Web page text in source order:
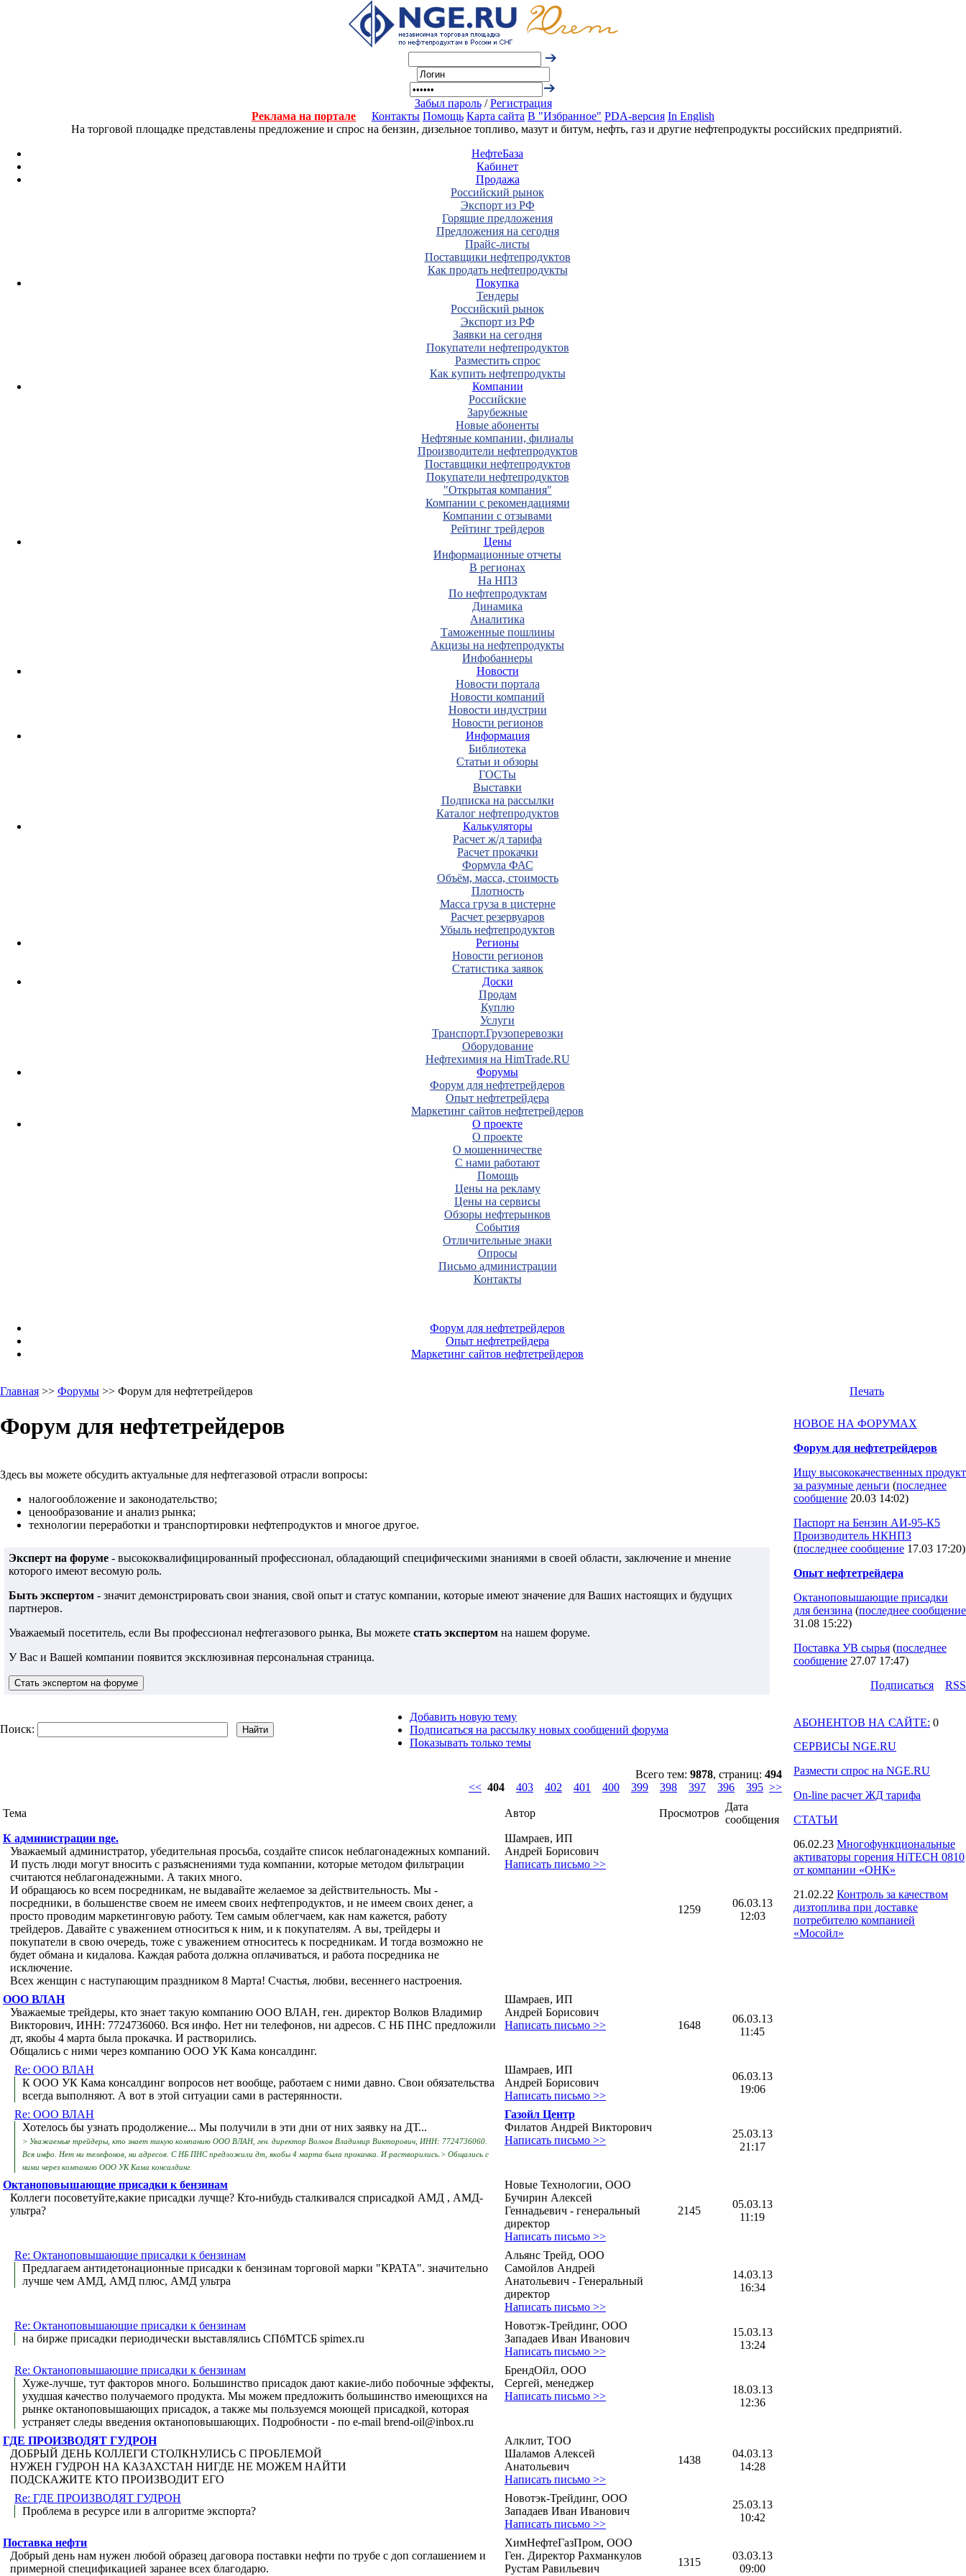
Забыл пароль/Регистрация
Реклама на портале
Контакты Помощь Карта сайта В "Избранное" PDA-версия In English
На торговой площадке представлены предложение и спрос на бензин, дизельное топливо, мазут и битум, нефть, газ и другие нефтепродукты российских предприятий.
НефтеБаза
Кабинет
Продажа
Российский рынок
Экспорт из РФ
Горящие предложения
Предложения на сегодня
Прайс-листы
Поставщики нефтепродуктов
Как продать нефтепродукты
Покупка
Тендеры
Российский рынок
Экспорт из РФ
Заявки на сегодня
Покупатели нефтепродуктов
Разместить спрос
Как купить нефтепродукты
Компании
Российские
Зарубежные
Новые абоненты
Нефтяные компании, филиалы
Производители нефтепродуктов
Поставщики нефтепродуктов
Покупатели нефтепродуктов
"Открытая компания"
Компании с рекомендациями
Компании с отзывами
Рейтинг трейдеров
Цены
Информационные отчеты
В регионах
На НПЗ
По нефтепродуктам
Динамика
Аналитика
Таможенные пошлины
Акцизы на нефтепродукты
Инфобаннеры
Новости
Новости портала
Новости компаний
Новости индустрии
Новости регионов
Информация
Библиотека
Статьи и обзоры
ГОСТы
Выставки
Подписка на рассылки
Каталог нефтепродуктов
Калькуляторы
Расчет ж/д тарифа
Расчет прокачки
Формула ФАС
Объём, масса, стоимость
Плотность
Масса груза в цистерне
Расчет резервуаров
Убыль нефтепродуктов
Регионы
Новости регионов
Статистика заявок
Доски
Продам
Куплю
Услуги
Транспорт.Грузоперевозки
Оборудование
Нефтехимия на HimTrade.RU
Форумы
Форум для нефтетрейдеров
Опыт нефтетрейдера
Маркетинг сайтов нефтетрейдеров
О проекте
О проекте
О мошенничестве
С нами работают
Помощь
Цены на рекламу
Цены на сервисы
Обзоры нефтерынков
События
Отличительные знаки
Опросы
Письмо администрации
Контакты
Форум для нефтетрейдеров
Опыт нефтетрейдера
Маркетинг сайтов нефтетрейдеров
Главная >> Форумы >> Форум для нефтетрейдеров Печать
Форум для нефтетрейдеров
Здесь вы можете обсудить актуальные для нефтегазовой отрасли вопросы:
налогообложение и законодательство;
ценообразование и анализ рынка;
технологии переработки и транспортировки нефтепродуктов и многое другое.
Эксперт на форуме - высококвалифицированный профессионал, обладающий специфическими знаниями в своей области, заключение и мнение
которого имеют весомую роль.
Быть экспертом - значит демонстрировать свои знания, свой опыт и статус компании, которые имеют значение для Ваших настоящих и будущих
партнеров.
Уважаемый посетитель, если Вы профессионал нефтегазового рынка, Вы можете стать экспертом на нашем форуме.
У Вас и Вашей компании появится эксклюзивная персональная страница.
Поиск:
Добавить новую тему
Подписаться на рассылку новых сообщений форума
Показывать только темы
Всего тем: 9878, страниц: 494
<< 404 403 402 401 400 399 398 397 396 395 >>
Тема Автор Просмотров
Дата
сообщения
К администрации nge.
Уважаемый администратор, убедительная просьба, создайте список неблагонадежных компаний.
И пусть люди могут вносить с разъяснениями туда компании, которые методом фильтрации
считаются неблагонадежными. А таких много.
И обращаюсь ко всем посредникам, не выдавайте желаемое за действительность. Мы -
посредники, в большенстве своем не имеем своих нефтепродуктов, и не имеем своих денег, а
просто проводим маркетинговую работу. Тем самым облегчаем, как нам кажется, работу
трейдеров. Давайте с уважением относиться к ним, и к покупателям. А вы, трейдеры и
покупатели в свою очередь, тоже с уважением относитесь к посредникам. И тогда возможно не
будет обмана и кидалова. Каждая работа должна оплачиваться, и работа посредника не
исключение.
Всех женщин с наступающим праздником 8 Марта! Счастья, любви, весеннего настроения.
Шамраев, ИП
Андрей Борисович
Написать письмо >>
1259
06.03.13
12:03
ООО ВЛАН
Уважаемые трейдеры, кто знает такую компанию ООО ВЛАН, ген. директор Волков Владимир
Викторович, ИНН: 7724736060. Вся инфо. Нет ни телефонов, ни адресов. С НБ ПНС предложили
дт, якобы 4 марта была прокачка. И растворились.
Общались с ними через компанию ООО УК Кама консалдинг.
Шамраев, ИП
Андрей Борисович
Написать письмо >>
1648
06.03.13
11:45
Re: ООО ВЛАН
К ООО УК Кама консалдинг вопросов нет вообще, работаем с ними давно. Свои обязательства
всегда выполняют. А вот в этой ситуации сами в растерянности.
Шамраев, ИП
Андрей Борисович
Написать письмо >>
06.03.13
19:06
Re: ООО ВЛАН
Хотелось бы узнать продолжение... Мы получили в эти дни от них заявку на ДТ...
> Уважаемые трейдеры, кто знает такую компанию ООО ВЛАН, ген. директор Волков Владимир Викторович, ИНН: 7724736060.
Вся инфо. Нет ни телефонов, ни адресов. С НБ ПНС предложили дт, якобы 4 марта была прокачка. И растворились.> Общались с
ними через компанию ООО УК Кама консалдинг.
Газойл Центр
Филатов Андрей Викторович
Написать письмо >>
25.03.13
21:17
Октаноповышающие присадки к бензинам
Коллеги посоветуйте,какие присадки лучще? Кто-нибудь сталкивался сприсадкой АМД , АМД-
ультра?
Новые Технологии, ООО
Бучирин Алексей
Геннадьевич - генеральный
директор
Написать письмо >>
2145
05.03.13
11:19
Re: Октаноповышающие присадки к бензинам
Предлагаем антидетонационные присадки к бензинам торговой марки "КРАТА". значительно
лучше чем АМД, АМД плюс, АМД ультра
Альянс Трейд, ООО
Самойлов Андрей
Анатольевич - Генеральный
директор
Написать письмо >>
14.03.13
16:34
Re: Октаноповышающие присадки к бензинам
на бирже присадки периодически выставлялись СПбМТСБ spimex.ru
Новотэк-Трейдинг, ООО
Западаев Иван Иванович
Написать письмо >>
15.03.13
13:24
Re: Октаноповышающие присадки к бензинам
Хуже-лучше, тут факторов много. Большинство присадок дают какие-либо побочные эффекты,
ухудшая качество получаемого продукта. Мы можем предложить большинство имеющихся на
рынке октаноповышающих присадок, а также мы пользуемся моющей присадкой, которая
устраняет следы введения октаноповышающих. Подробности - по e-mail brend-oil@inbox.ru
БрендОйл, ООО
Сергей, менеджер
Написать письмо >>
18.03.13
12:36
ГДЕ ПРОИЗВОДЯТ ГУДРОН
ДОБРЫЙ ДЕНЬ КОЛЛЕГИ СТОЛКНУЛИСЬ С ПРОБЛЕМОЙ
НУЖЕН ГУДРОН НА КАЗАХСТАН НИГДЕ НЕ МОЖЕМ НАЙТИ
ПОДСКАЖИТЕ КТО ПРОИЗВОДИТ ЕГО
Алклит, ТОО
Шаламов Алексей
Анатольевич
Написать письмо >>
1438
04.03.13
14:28
Re: ГДЕ ПРОИЗВОДЯТ ГУДРОН
Проблема в ресурсе или в алгоритме экспорта?
Новотэк-Трейдинг, ООО
Западаев Иван Иванович
Написать письмо >>
25.03.13
10:42
Поставка нефти
Добрый день нам нужен любой образец даговора поставки нефти по трубе с доп соглашением и
примерной спецификацией заранее всех благодарю.
ХимНефтеГазПром, ООО
Ген. Директор Рахманкулов
Рустам Равильевич
1315
03.03.13
09:00
НОВОЕ НА ФОРУМАХ
Форум для нефтетрейдеров
Ищу высококачественных продукт
за разумные деньги (последнее
сообщение 20.03 14:02)
Паспорт на Бензин АИ-95-К5
Производитель НКНПЗ
(последнее сообщение 17.03 17:20)
Опыт нефтетрейдера
Октаноповышающие присадки
для бензина (последнее сообщение
31.08 15:22)
Поставка УВ сырья (последнее
сообщение 27.07 17:47)
Подпиcаться
RSS
АБОНЕНТОВ НА САЙТЕ: 0
СЕРВИСЫ NGE.RU
Размести спрос на NGE.RU
On-line расчет ЖД тарифа
СТАТЬИ
06.02.23 Многофункциональные
активаторы горения HiTECH 0810
от компании «ОНК»
21.02.22 Контроль за качеством
дизтоплива при доставке
потребителю компанией
«Мосойл»